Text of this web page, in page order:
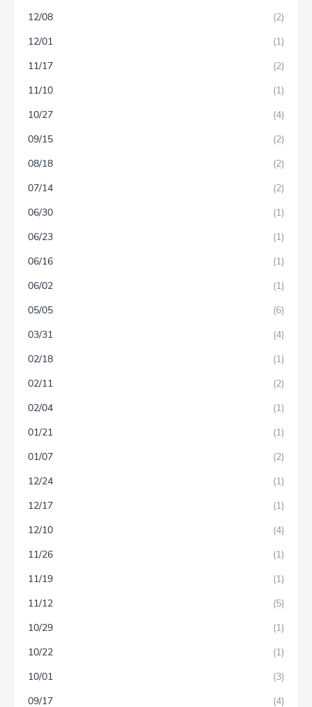
12/08
(2)
12/01
(1)
11/17
(2)
11/10
(1)
10/27
(4)
09/15
(2)
08/18
(2)
07/14
(2)
06/30
(1)
06/23
(1)
06/16
(1)
06/02
(1)
05/05
(6)
03/31
(4)
02/18
(1)
02/11
(2)
02/04
(1)
01/21
(1)
01/07
(2)
12/24
(1)
12/17
(1)
12/10
(4)
11/26
(1)
11/19
(1)
11/12
(5)
10/29
(1)
10/22
(1)
10/01
(3)
09/17
(4)